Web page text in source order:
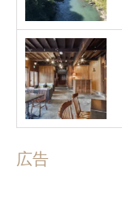
広告